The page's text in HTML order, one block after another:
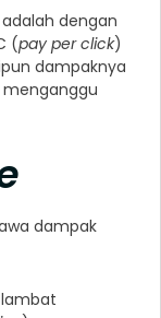
adalah dengan
(pay per click)
dampaknya
dampak